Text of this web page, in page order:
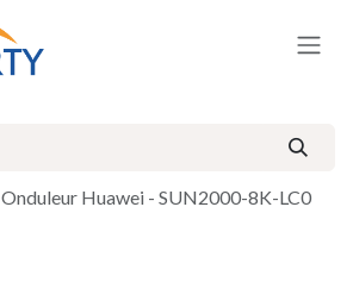
Onduleur Huawei - SUN2000-8K-LC0